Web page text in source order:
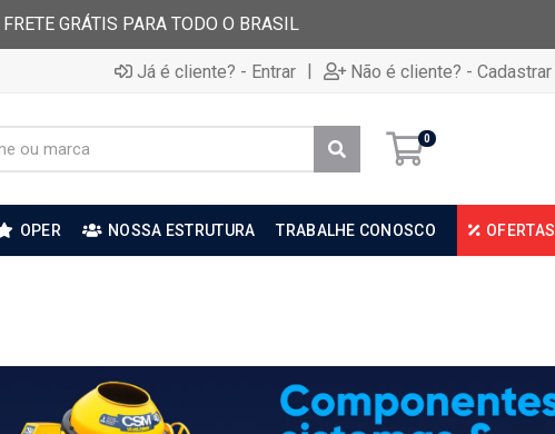
FRETE GRÁTIS PARA TODO O BRASIL
Já é cliente? - Entrar | Não é cliente? - Cadastrar
0
OPER NOSSA ESTRUTURA TRABALHE CONOSCO OFERTAS